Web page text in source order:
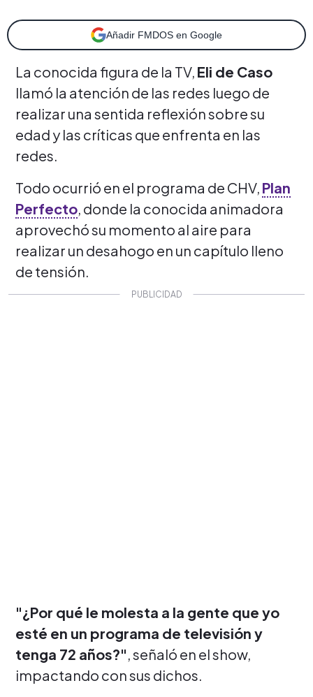
Añadir FMDOS en Google
La conocida figura de la TV, Eli de Caso
llamó la atención de las redes luego de
realizar una sentida reflexión sobre su
edad y las críticas que enfrenta en las
redes.
Todo ocurrió en el programa de CHV, Plan
Perfecto, donde la conocida animadora
aprovechó su momento al aire para
realizar un desahogo en un capítulo lleno
de tensión.
"¿Por qué le molesta a la gente que yo
esté en un programa de televisión y
tenga 72 años?", señaló en el show,
impactando con sus dichos.